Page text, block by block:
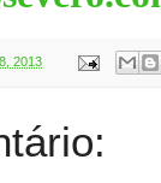
2013